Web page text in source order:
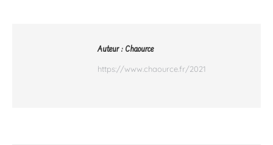
Auteur : Chaource
https://www.chaource.fr/2021